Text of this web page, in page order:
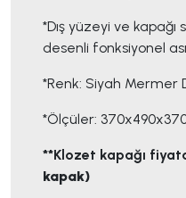
*Dış yüzeyi ve
desenli fonksiyonel
*Renk: Siyah Mermer
*Ölçüler:
**Klozet kapağı
kapak)